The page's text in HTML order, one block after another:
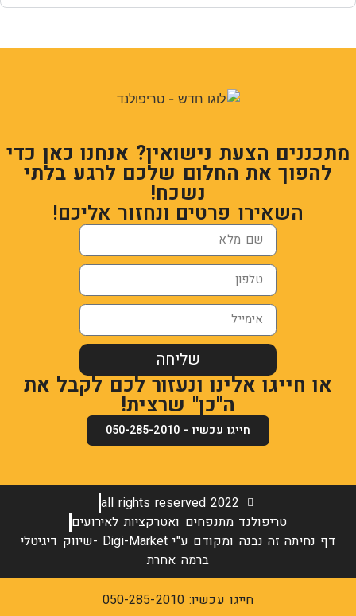
מתכננים הצעת נישואין? אנחנו כאן כדי
להפוך את החלום שלכם לרגע בלתי
נשכח!
השאירו פרטים ונחזור אליכם!
שליחה
או חייגו אלינו ונעזור לכם לקבל את
ה"כן" שרצית!
חייגו עכשיו - 050-285-2010
all rights reserved 2022
טריפולנד מתנפחים ואטרקציות לאירועים
דף נחיתה זה נבנה ומקודם ע"י Digi-Market -שיווק דיגיטלי
ברמה אחרת
חייגו עכשיו: 050-285-2010